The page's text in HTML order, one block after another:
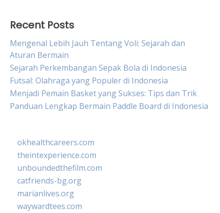
Recent Posts
Mengenal Lebih Jauh Tentang Voli: Sejarah dan
Aturan Bermain
Sejarah Perkembangan Sepak Bola di Indonesia
Futsal: Olahraga yang Populer di Indonesia
Menjadi Pemain Basket yang Sukses: Tips dan Trik
Panduan Lengkap Bermain Paddle Board di Indonesia
okhealthcareers.com
theintexperience.com
unboundedthefilm.com
catfriends-bg.org
marianlives.org
waywardtees.com